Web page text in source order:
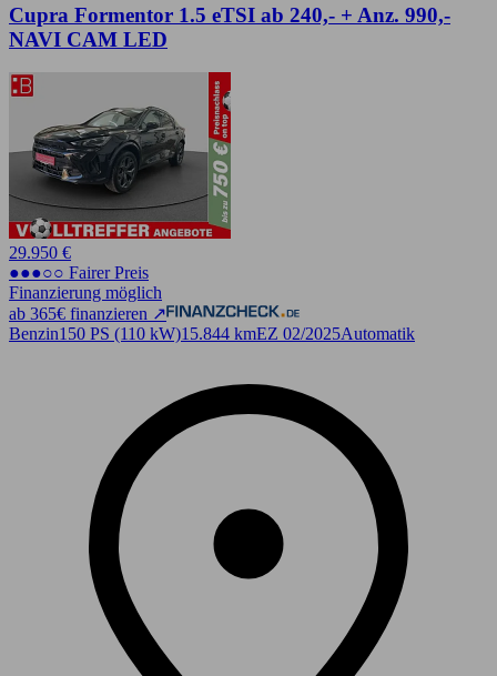
Cupra Formentor 1.5 eTSI ab 240,- + Anz. 990,-
NAVI CAM LED
29.950 €
●●●○○ Fairer Preis
Finanzierung möglich
ab 365€ finanzieren ↗
Benzin150 PS (110 kW)15.844 kmEZ 02/2025Automatik